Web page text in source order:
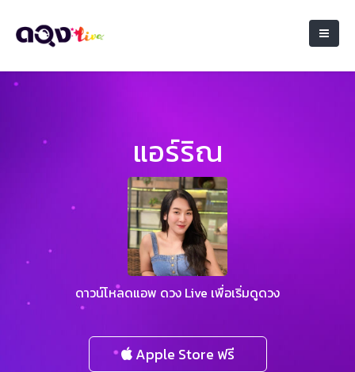
แอร์ริณ
ดาวน์โหลดแอพ ดวง Live เพื่อเริ่มดูดวง
Apple Store ฟรี